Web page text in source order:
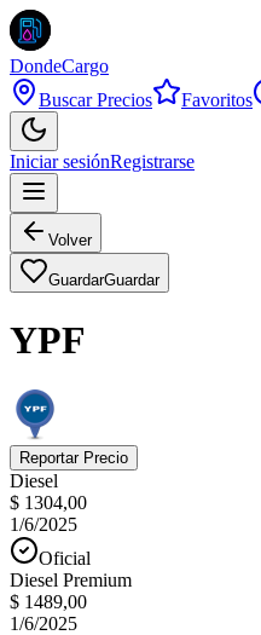
DondeCargo
Buscar Precios
Favoritos
Iniciar sesiónRegistrarse
Volver
GuardarGuardar
YPF
Reportar Precio
Diesel
$ 1304,00
1/6/2025
Oficial
Diesel Premium
$ 1489,00
1/6/2025